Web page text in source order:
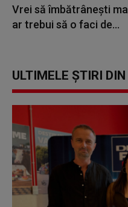
Vrei să îmbătrânești
ar trebui să o faci de...
ULTIMELE ȘTIRI